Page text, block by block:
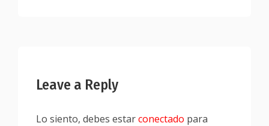
Leave a Reply
Lo siento, debes estarconectado para